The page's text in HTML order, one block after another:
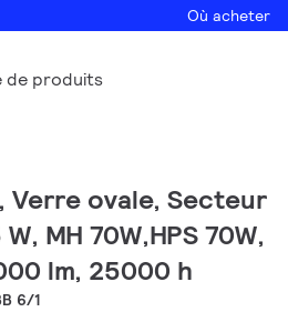
Où acheter
de produits
Verre ovale, Secteur
MH 70W,HPS 70W,
lm, 25000 h
6/1